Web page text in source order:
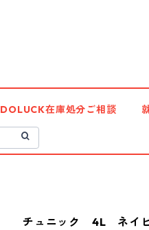
DOLUCK在庫処分ご相談
チュニック 4L ネイ